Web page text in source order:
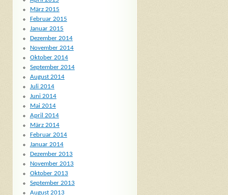
März 2015
Februar 2015
Januar 2015
Dezember 2014
November 2014
Oktober 2014
September 2014
August 2014
Juli 2014
Juni 2014
Mai 2014
April 2014
März 2014
Februar 2014
Januar 2014
Dezember 2013
November 2013
Oktober 2013
September 2013
August 2013